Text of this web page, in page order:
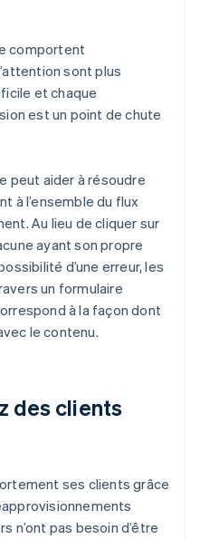
comportent
sont plus
et chaque
est un point de chute
peut aider à résoudre
à l’ensemble du flux
Au lieu de cliquer sur
ayant son propre
d’une erreur, les
un formulaire
à la façon dont
le contenu.
des clients
ses clients grâce
n’ont pas besoin d’être